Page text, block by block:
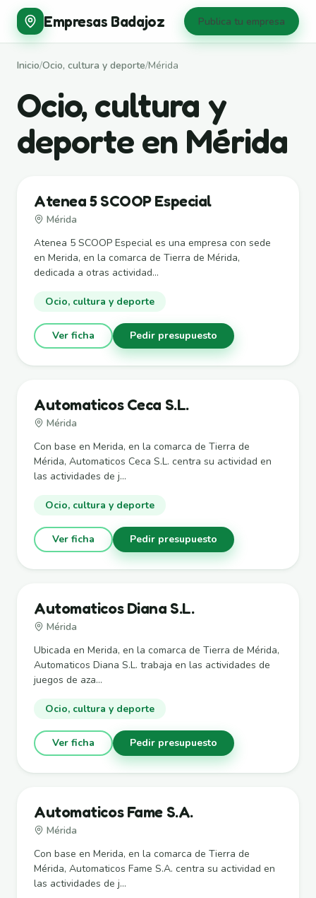
Empresas Badajoz Publica tu empresa
Inicio/Ocio, cultura y deporte/Mérida
Ocio, cultura y
deporte en Mérida
Atenea 5 SCOOP Especial
Mérida
Atenea 5 SCOOP Especial es una empresa con sede
en Merida, en la comarca de Tierra de Mérida,
dedicada a otras actividad...
Ocio, cultura y deporte
Ver ficha Pedir presupuesto
Automaticos Ceca S.L.
Mérida
Con base en Merida, en la comarca de Tierra de
Mérida, Automaticos Ceca S.L. centra su actividad en
las actividades de j...
Ocio, cultura y deporte
Ver ficha Pedir presupuesto
Automaticos Diana S.L.
Mérida
Ubicada en Merida, en la comarca de Tierra de Mérida,
Automaticos Diana S.L. trabaja en las actividades de
juegos de aza...
Ocio, cultura y deporte
Ver ficha Pedir presupuesto
Automaticos Fame S.A.
Mérida
Con base en Merida, en la comarca de Tierra de
Mérida, Automaticos Fame S.A. centra su actividad en
las actividades de j...